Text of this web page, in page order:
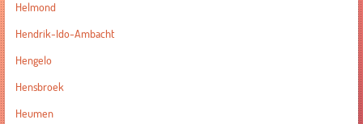
Helmond
Hendrik-Ido-Ambacht
Hengelo
Hensbroek
Heumen